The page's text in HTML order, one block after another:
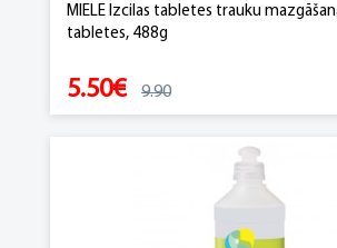
MIELE Izcilas tabletes trauku
tabletes, 488g
5.50€ 9.90